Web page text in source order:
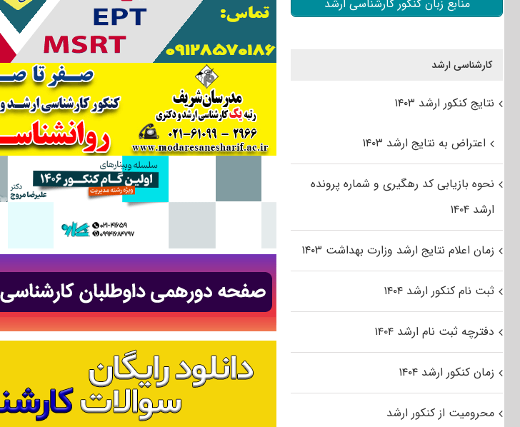
منابع زبان کنکور کارشناسی ارشد
کارشناسی ارشد
نتایج کنکور ارشد ۱۴۰۳
اعتراض به نتایج ارشد ۱۴۰۳
نحوه بازیابی کد رهگیری و شماره پرونده
ارشد ۱۴۰۴
زمان اعلام نتایج ارشد وزارت بهداشت ۱۴۰۳
ثبت نام کنکور ارشد ۱۴۰۴
دفترچه ثبت نام ارشد ۱۴۰۴
زمان کنکور ارشد ۱۴۰۴
محرومیت از کنکور ارشد